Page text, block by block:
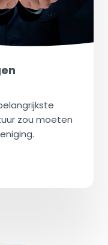
zou moeten